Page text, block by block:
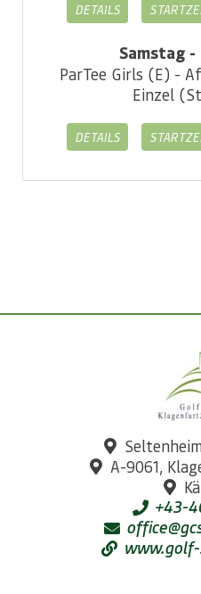
DETAILS
Samstag -
ParTee Girls (E) -
Einzel
DETAILS
A-9061,
+43-